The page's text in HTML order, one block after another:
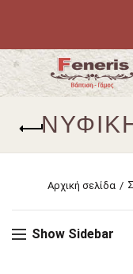
Αρχική σελίδα
Show Sidebar